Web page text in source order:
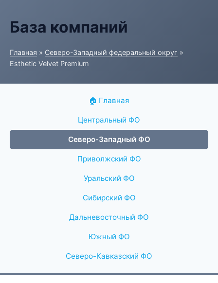
База компаний
Главная » Северо-Западный федеральный округ »
Esthetic Velvet Premium
🏠 Главная
Центральный ФО
Северо-Западный ФО
Приволжский ФО
Уральский ФО
Сибирский ФО
Дальневосточный ФО
Южный ФО
Северо-Кавказский ФО